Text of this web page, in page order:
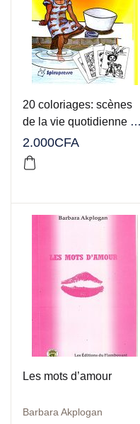
20 coloriages: scènes
de la vie quotidienne et
monuments historiques
2.000CFA
Les mots d’amour
Barbara Akplogan